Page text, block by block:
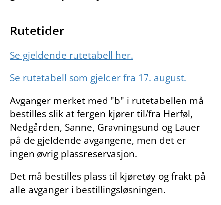
Rutetider
Se gjeldende rutetabell her.
Se rutetabell som gjelder fra 17. august.
Avganger merket med "b" i rutetabellen må
bestilles slik at fergen kjører til/fra Herføl,
Nedgården, Sanne, Gravningsund og Lauer
på de gjeldende avgangene, men det er
ingen øvrig plassreservasjon.
Det må bestilles plass til kjøretøy og frakt på
alle avganger i bestillingsløsningen.